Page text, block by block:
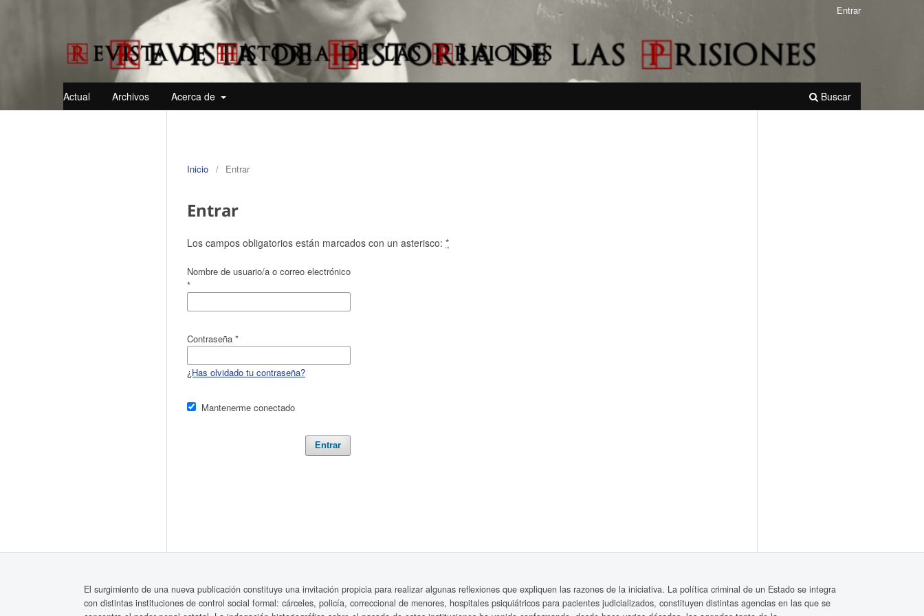
Actual Archivos Acerca de Buscar
Entrar
Inicio / Entrar
Entrar
Los campos obligatorios están marcados con un asterisco: *
Nombre de usuario/a o correo electrónico
*
Contraseña *
¿Has olvidado tu contraseña?
Mantenerme conectado
Entrar
El surgimiento de una nueva publicación constituye una invitación propicia para realizar algunas reflexiones que expliquen las razones de la iniciativa. La política criminal de un Estado se integra
con distintas instituciones de control social formal: cárceles, policía, correccional de menores, hospitales psiquiátricos para pacientes judicializados, constituyen distintas agencias en las que se